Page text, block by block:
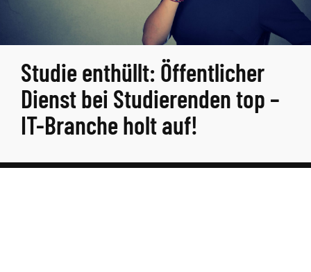
Studie enthüllt: Öffentlicher
Dienst bei Studierenden top –
IT-Branche holt auf!